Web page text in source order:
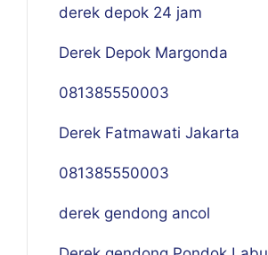
derek depok 24 jam
Derek Depok Margonda
081385550003
Derek Fatmawati Jakarta
081385550003
derek gendong ancol